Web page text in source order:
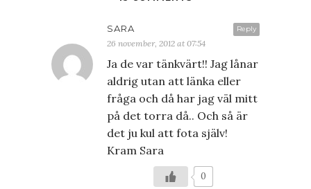
Reply
SARA
26 november, 2012 at 07:54
Ja de var tänkvärt!! Jag lånar
aldrig utan att länka eller
fråga och då har jag väl mitt
på det torra då.. Och så är
det ju kul att fota själv!
Kram Sara
0